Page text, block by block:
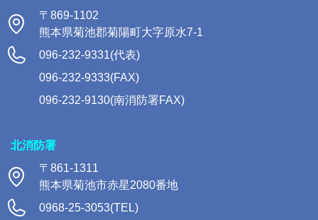
〒869-1102
熊本県菊池郡菊陽町大字原水7-1
096-232-9331(代表)
096-232-9333(FAX)
096-232-9130(南消防署FAX)
北消防署
〒861-1311
熊本県菊池市赤星2080番地
0968-25-3053(TEL)